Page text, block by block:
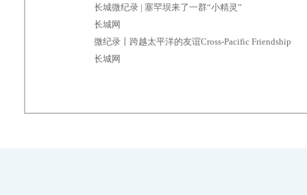
长城微纪录 | 塞罕坝来了一群“小精灵”
长城网
微纪录丨跨越太平洋的友谊Cross-Pacific Friendship
长城网